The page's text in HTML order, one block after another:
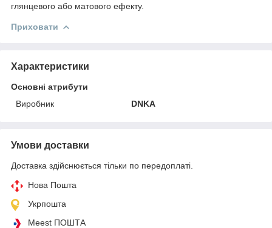
глянцевого або матового ефекту.
Приховати
Характеристики
Основні атрибути
Виробник
DNKA
Умови доставки
Доставка здійснюється тільки по передоплаті.
Нова Пошта
Укрпошта
Meest ПОШТА